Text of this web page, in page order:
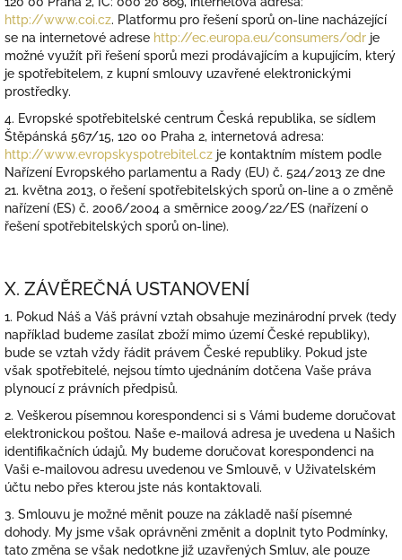
http://www.coi.cz. Platformu pro řešení sporů on-line nacházející
se na internetové adrese http://ec.europa.eu/consumers/odr je
možné využít při řešení sporů mezi prodávajícím a kupujícím, který
je spotřebitelem, z kupní smlouvy uzavřené elektronickými
prostředky.
4. Evropské spotřebitelské centrum Česká republika, se sídlem
Štěpánská 567/15, 120 00 Praha 2, internetová adresa:
http://www.evropskyspotrebitel.cz je kontaktním místem podle
Nařízení Evropského parlamentu a Rady (EU) č. 524/2013 ze dne
21. května 2013, o řešení spotřebitelských sporů on-line a o změně
nařízení (ES) č. 2006/2004 a směrnice 2009/22/ES (nařízení o
řešení spotřebitelských sporů on-line).
X. ZÁVĚREČNÁ USTANOVENÍ
1. Pokud Náš a Váš právní vztah obsahuje mezinárodní prvek (tedy
například budeme zasílat zboží mimo území České republiky),
bude se vztah vždy řádit právem České republiky. Pokud jste
však spotřebitelé, nejsou tímto ujednáním dotčena Vaše práva
plynoucí z právních předpisů.
2. Veškerou písemnou korespondenci si s Vámi budeme doručovat
elektronickou poštou. Naše e-mailová adresa je uvedena u Našich
identifikačních údajů. My budeme doručovat korespondenci na
Vaši e-mailovou adresu uvedenou ve Smlouvě, v Uživatelském
účtu nebo přes kterou jste nás kontaktovali.
3. Smlouvu je možné měnit pouze na základě naší písemné
dohody. My jsme však oprávněni změnit a doplnit tyto Podmínky,
tato změna se však nedotkne již uzavřených Smluv, ale pouze